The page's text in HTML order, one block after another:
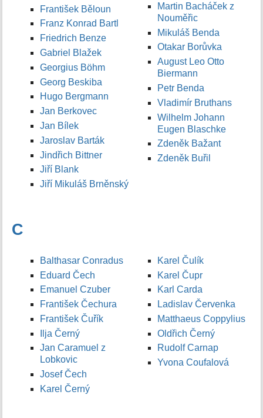
František Běloun
Franz Konrad Bartl
Friedrich Benze
Gabriel Blažek
Georgius Böhm
Georg Beskiba
Hugo Bergmann
Jan Berkovec
Jan Bílek
Jaroslav Barták
Jindřich Bittner
Jiří Blank
Jiří Mikuláš Brněnský
Martin Bacháček z
Nouměřic
Mikuláš Benda
Otakar Borůvka
August Leo Otto
Biermann
Petr Benda
Vladimír Bruthans
Wilhelm Johann
Eugen Blaschke
Zdeněk Bažant
Zdeněk Buřil
C
Balthasar Conradus
Eduard Čech
Emanuel Czuber
František Čechura
František Čuřík
Ilja Černý
Jan Caramuel z
Lobkovic
Josef Čech
Karel Černý
Karel Čulík
Karel Čupr
Karl Carda
Ladislav Červenka
Matthaeus Coppylius
Oldřich Černý
Rudolf Carnap
Yvona Coufalová